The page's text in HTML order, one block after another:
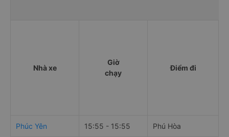
Nhà xe
Giờ
chạy
Điểm đi
Phúc Yên 15:55 - 15:55 Phú Hòa